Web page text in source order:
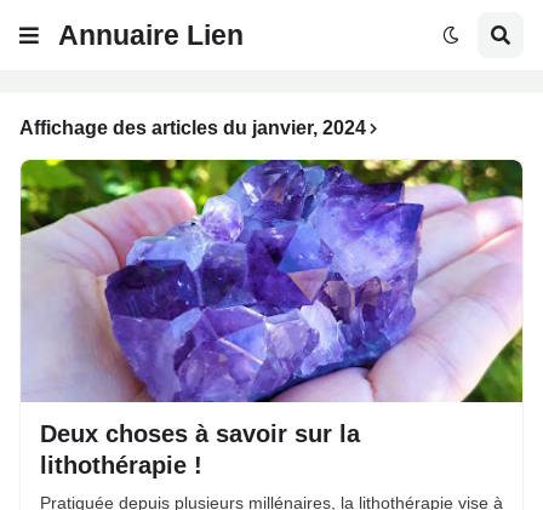
Annuaire Lien
Affichage des articles du janvier, 2024
Deux choses à savoir sur la
lithothérapie !
Pratiquée depuis plusieurs millénaires, la lithothérapie vise à